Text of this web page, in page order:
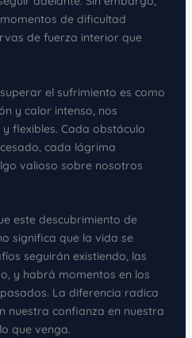
de dificultad
de fuerza interior que
el sufrimiento es como
y calor intenso, nos
flexibles. Cada obstáculo
cada lágrima
valioso sobre nosotros
este descubrimiento de
significa que la vida se
seguirán existiendo, las
y habrá momentos en los
La diferencia radica
nuestra confianza en nuestra
que venga.